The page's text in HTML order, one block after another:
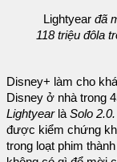
Lightyear đã
118 triệu đôla
Disney+ làm cho
Disney ở nhà trong
Lightyear là Solo 2.0.
được kiểm chứng
trong loạt phim